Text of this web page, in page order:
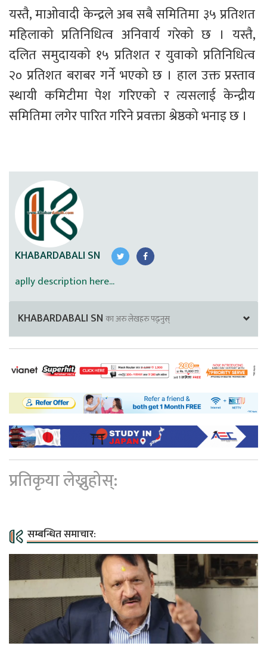
यस्तै, माओवादी केन्द्रले अब सबै समितिमा ३५ प्रतिशत
महिलाको प्रतिनिधित्व अनिवार्य गरेको छ । यस्तै,
दलित समुदायको १५ प्रतिशत र युवाको प्रतिनिधित्व
२० प्रतिशत बराबर गर्ने भएको छ । हाल उक्त प्रस्ताव
स्थायी कमिटीमा पेश गरिएको र त्यसलाई केन्द्रीय
समितिमा लगेर पारित गरिने प्रवक्ता श्रेष्ठको भनाइ छ ।
KHABARDABALI SN
aplly description here...
KHABARDABALI SN का अरु लेखहरु पढ्नुस्
प्रतिकृया लेख्नुहोस्:
सम्बन्धित समाचार: